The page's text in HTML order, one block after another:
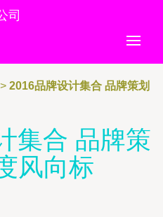
司
> 2016品牌设计集合 品牌策划
集合 品牌策
风向标